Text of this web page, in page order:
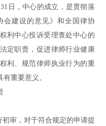
日，中心的成立，是贯彻落
会建设的意见》和全国律协
利中心投诉受理查处中心的
定职责，促进律师行业健康
利、规范律师执业行为的重
重要意义。
审，对于符合规定的申请提